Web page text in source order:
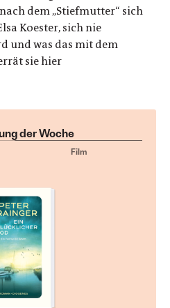
dem „Stiefmutter“ sich
Koester, sich nie
und was das mit dem
sie hier
der Woche
Film